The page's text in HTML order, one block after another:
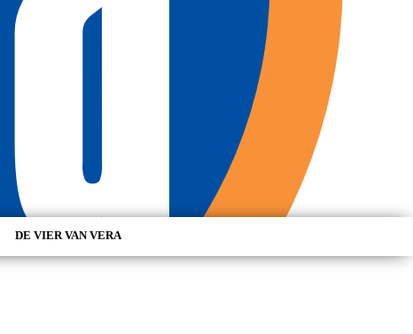
DE VIER VAN VERA